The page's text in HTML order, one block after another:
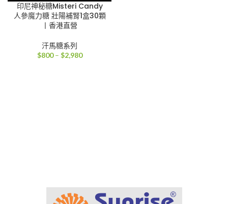
印尼神秘糖Misteri Candy
人參魔力糖 壯陽補腎1盒30顆
丨香港直營
汗馬糖系列
$800 – $2,980價